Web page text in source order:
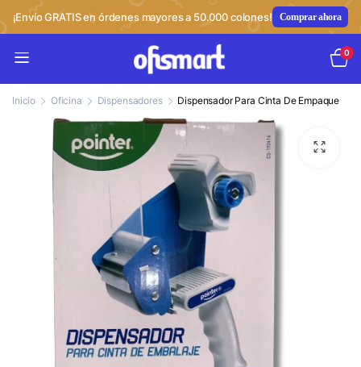
¡Envío GRATIS en órdenes mayores a 50.000 colones! Comprar ahora
0
Inicio Oficina Dispensadores Dispensador Para Cinta De Empaque